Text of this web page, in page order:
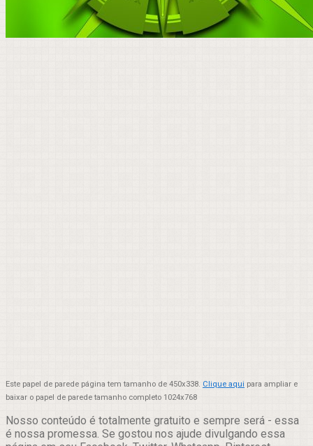
Este papel de parede página tem tamanho de 450x338. Clique aqui para ampliar e
baixar o papel de parede tamanho completo 1024x768
Nosso conteúdo é totalmente gratuito e sempre será - essa
é nossa promessa. Se gostou nos ajude divulgando essa